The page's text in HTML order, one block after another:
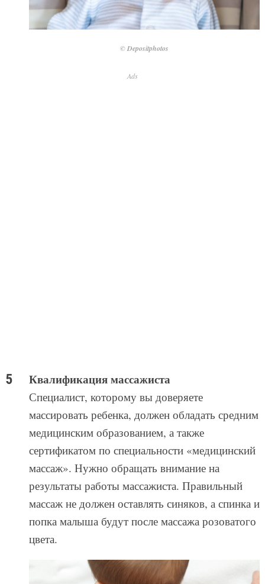
© Depositphotos
Ads
Квалификация массажиста
Специалист, которому вы доверяете
массировать ребенка, должен обладать средним
медицинским образованием, а также
сертификатом по специальности «медицинский
массаж». Нужно обращать внимание на
результаты работы массажиста. Правильный
массаж не должен оставлять синяков, а спинка и
попка малыша будут после массажа розоватого
цвета.